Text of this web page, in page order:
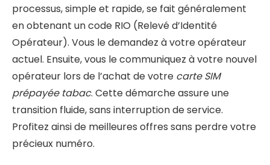
processus, simple et rapide, se fait généralement
en obtenant un code RIO (Relevé d’Identité
Opérateur). Vous le demandez à votre opérateur
actuel. Ensuite, vous le communiquez à votre nouvel
opérateur lors de l’achat de votre carte SIM
prépayée tabac. Cette démarche assure une
transition fluide, sans interruption de service.
Profitez ainsi de meilleures offres sans perdre votre
précieux numéro.